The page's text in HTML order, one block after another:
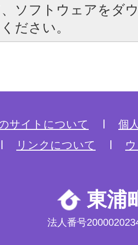
ソフトウェアをダ
ださい。
サイトについて
個
リンクについて
東浦
法人番号